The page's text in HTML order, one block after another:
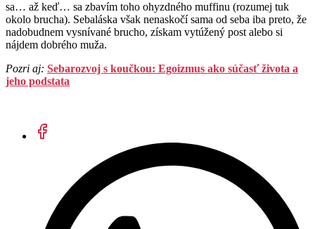
sa… až keď… sa zbavím toho ohyzdného muffinu (rozumej tuk
okolo brucha). Sebaláska však nenaskočí sama od seba iba preto, že
nadobudnem vysnívané brucho, získam vytúžený post alebo si
nájdem dobrého muža.
Pozri aj: Sebarozvoj s koučkou: Egoizmus ako súčasť života a
jeho podstata